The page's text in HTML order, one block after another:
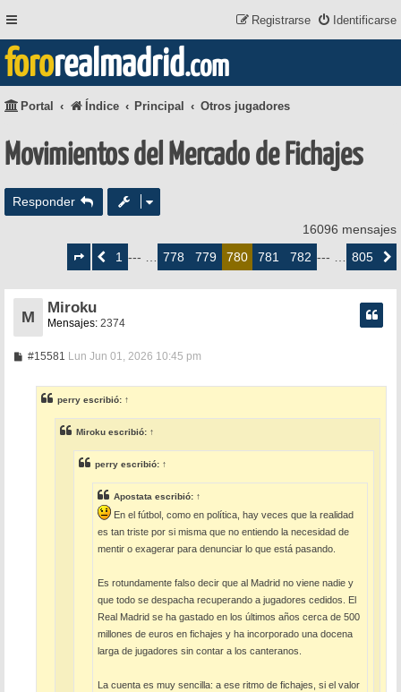
Identificarse
Registrarse
fororealmadrid.com
Portal Índice Principal Otros jugadores
Movimientos del Mercado de Fichajes
Responder
16096 mensajes
deAnterior1 --- … 778 779 780 781 782 --- … 805
M
Miroku
Mensajes: 2374
#15581 M
a
j
e
Lun Jun 01, 2026 10:45 pm
perry escribió: ↑
Miroku escribió: ↑
perry escribió: ↑
Apostata escribió: ↑
En el fútbol, como en política, hay veces que la realidad
es tan triste por si misma que no entiendo la necesidad de
mentir o exagerar para denunciar lo que está pasando.
Es rotundamente falso decir que al Madrid no viene nadie y
que todo se despacha recuperando a jugadores cedidos. El
Real Madrid se ha gastado en los últimos años cerca de 500
millones de euros en fichajes y ha incorporado una docena
larga de jugadores sin contar a los canteranos.
La cuenta es muy sencilla: a ese ritmo de fichajes, si el valor